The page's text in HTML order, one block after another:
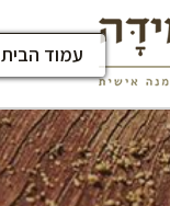
עמוד הבית